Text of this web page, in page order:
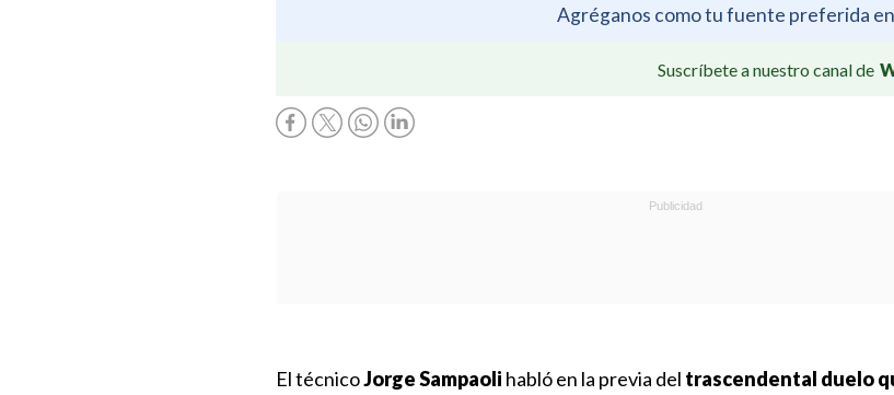
Agréganos como tu fuente preferida en
Suscríbete a nuestro canal de
El técnicoJorge Sampaoli habló en la previa del trascendental duelo